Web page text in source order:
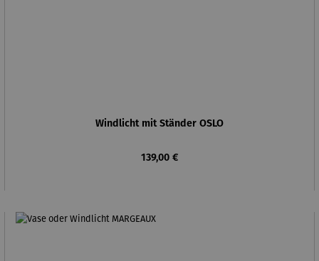
Windlicht mit Ständer OSLO
Regulärer Preis:
139,00 €